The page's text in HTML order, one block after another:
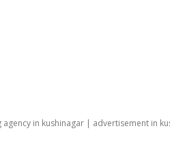
in kushinagar | advertisement in